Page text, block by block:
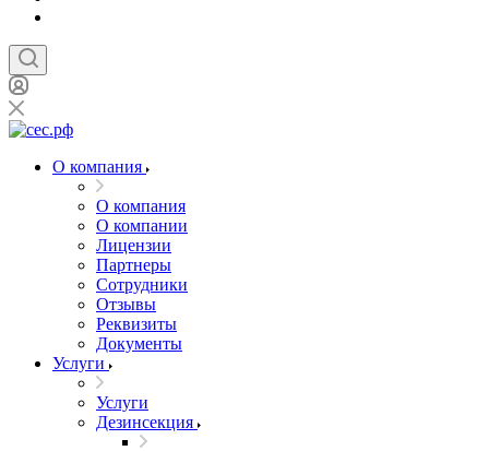
О компания
О компания
О компании
Лицензии
Партнеры
Сотрудники
Отзывы
Реквизиты
Документы
Услуги
Услуги
Дезинсекция